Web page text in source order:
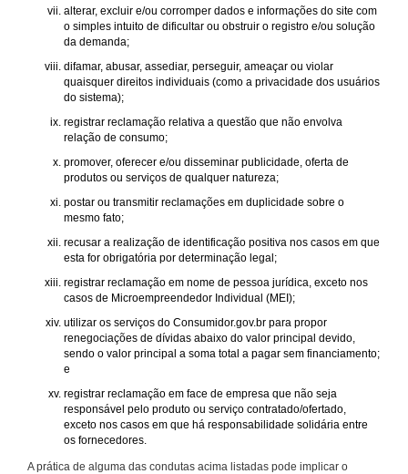
alterar, excluir e/ou corromper dados e informações do site com
o simples intuito de dificultar ou obstruir o registro e/ou solução
da demanda;
difamar, abusar, assediar, perseguir, ameaçar ou violar
quaisquer direitos individuais (como a privacidade dos usuários
do sistema);
registrar reclamação relativa a questão que não envolva
relação de consumo;
promover, oferecer e/ou disseminar publicidade, oferta de
produtos ou serviços de qualquer natureza;
postar ou transmitir reclamações em duplicidade sobre o
mesmo fato;
recusar a realização de identificação positiva nos casos em que
esta for obrigatória por determinação legal;
registrar reclamação em nome de pessoa jurídica, exceto nos
casos de Microempreendedor Individual (MEI);
utilizar os serviços do Consumidor.gov.br para propor
renegociações de dívidas abaixo do valor principal devido,
sendo o valor principal a soma total a pagar sem financiamento;
e
registrar reclamação em face de empresa que não seja
responsável pelo produto ou serviço contratado/ofertado,
exceto nos casos em que há responsabilidade solidária entre
os fornecedores.
A prática de alguma das condutas acima listadas pode implicar o